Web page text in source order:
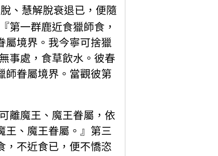
、慧解脫衰退已，便隨
第一群鹿近食獵師食，
屬境界。我今寧可捨獵
事處，食草飲水。彼春
師眷屬境界。當觀彼第
離魔王、魔王眷屬，依
王、魔王眷屬。』第三
，不近食已，便不憍恣